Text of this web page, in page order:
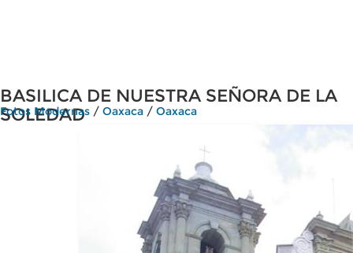
BASILICA DE NUESTRA SEÑORA DE LA
SOLEDAD
Fotos Modernas / Oaxaca / Oaxaca